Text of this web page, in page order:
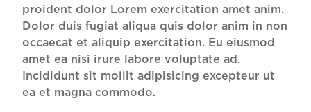
proident dolor Lorem exercitation amet anim.
Dolor duis fugiat aliqua quis dolor anim in non
occaecat et aliquip exercitation. Eu eiusmod
amet ea nisi irure labore voluptate ad.
Incididunt sit mollit adipisicing excepteur ut
ea et magna commodo.